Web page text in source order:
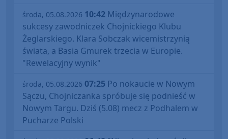
środa, 05.08.2026 10:42 Międzynarodowe
sukcesy zawodniczek Chojnickiego Klubu
Żeglarskiego. Klara Sobczak wicemistrzynią
świata, a Basia Gmurek trzecia w Europie.
"Rewelacyjny wynik"
środa, 05.08.2026 07:25 Po nokaucie w Nowym
Sączu, Chojniczanka spróbuje się podnieść w
Nowym Targu. Dziś (5.08) mecz z Podhalem w
Pucharze Polski